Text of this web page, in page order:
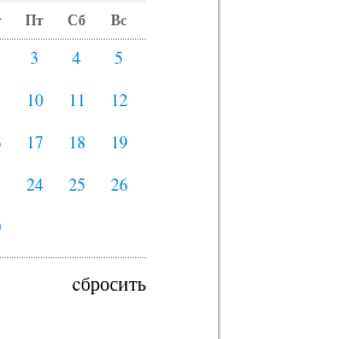
Пт Сб Вс
3 4
5
10 11
12
17 18
19
24 25
26
cбросить